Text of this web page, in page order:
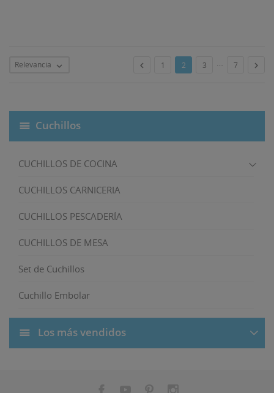
Cuchillos
CUCHILLOS DE COCINA
CUCHILLOS CARNICERIA
CUCHILLOS PESCADERÍA
CUCHILLOS DE MESA
Set de Cuchillos
Cuchillo Embolar
Los más vendidos
Relevancia   1 2 3 … 7 